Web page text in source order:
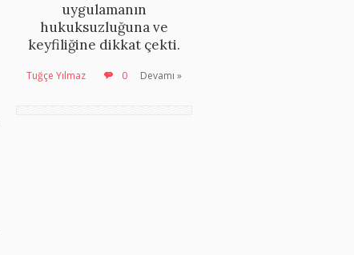
uygulamanın
hukuksuzluğuna ve
keyfiliğine dikkat çekti.
Tuğçe Yılmaz 0 Devamı »